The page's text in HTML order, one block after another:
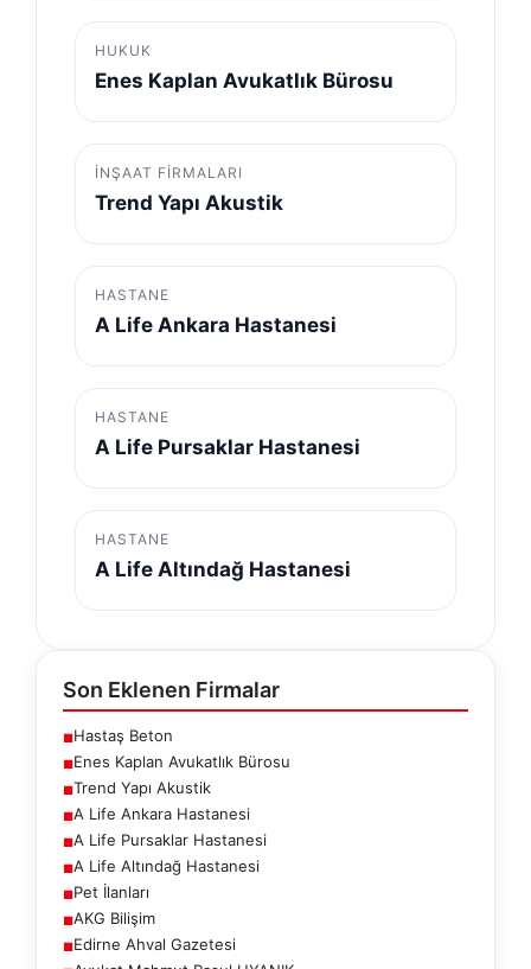
HUKUK
Enes Kaplan Avukatlık Bürosu
İNŞAAT FIRMALARI
Trend Yapı Akustik
HASTANE
A Life Ankara Hastanesi
HASTANE
A Life Pursaklar Hastanesi
HASTANE
A Life Altındağ Hastanesi
Son Eklenen Firmalar
■Hastaş Beton
■Enes Kaplan Avukatlık Bürosu
■Trend Yapı Akustik
■A Life Ankara Hastanesi
■A Life Pursaklar Hastanesi
■A Life Altındağ Hastanesi
■Pet İlanları
■AKG Bilişim
■Edirne Ahval Gazetesi